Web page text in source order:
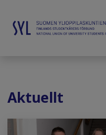
Aktuellt